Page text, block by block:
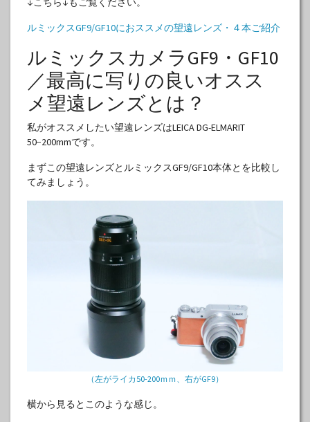
ルミックスGF9/GF10におススメの望遠レンズ・４本ご紹介
ルミックスカメラGF9・GF10
／最高に写りの良いオスス
メ望遠レンズとは？
私がオススメしたい望遠レンズはLEICA DG-ELMARIT
50−200mmです。
まずこの望遠レンズとルミックスGF9/GF10本体とを比較し
てみましょう。
（左がライカ50-200ｍｍ、右がGF9）
横から見るとこのような感じ。